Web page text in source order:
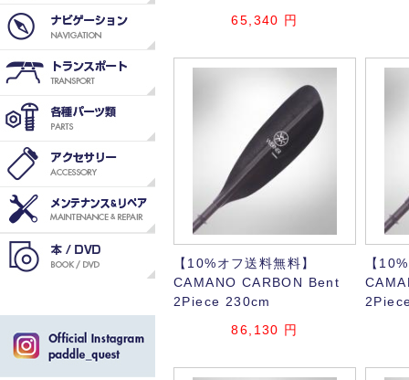
65,340 円
【10%オフ送料無料】
CAMANO CARBON Bent
2Piece 230cm
86,130 円
【